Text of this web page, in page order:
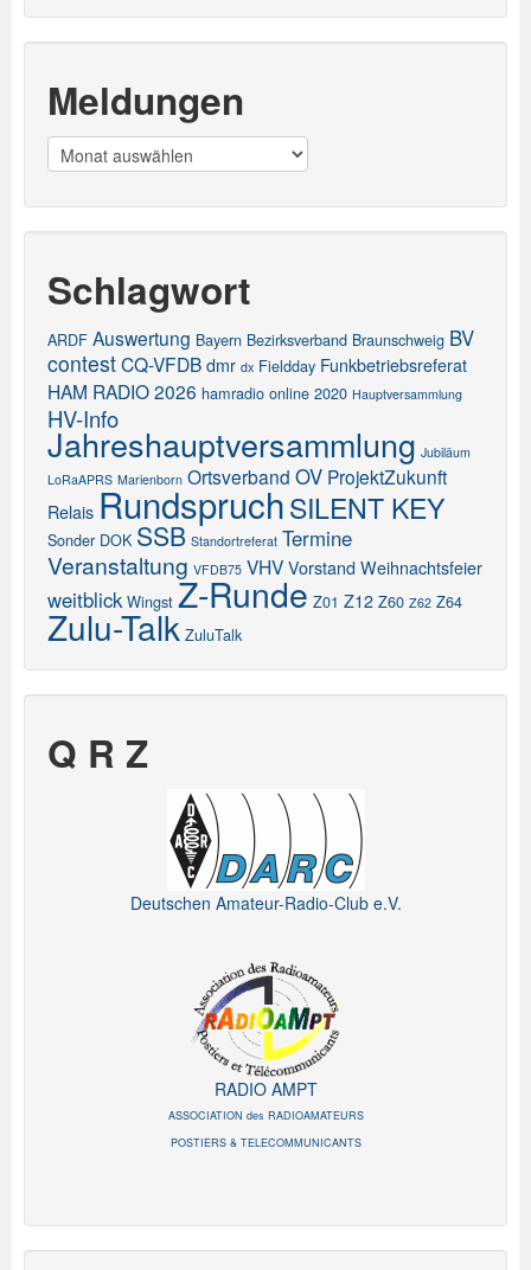
Meldungen
Meldungen
Schlagwort
ARDF Auswertung Bayern Bezirksverband Braunschweig BV
contestCQ-VFDB dmr dx Fieldday Funkbetriebsreferat
HAM RADIO 2026 hamradio online 2020 Hauptversammlung
HV-Info
Jahreshauptversammlung Jubiläum
LoRaAPRS Marienborn Ortsverband OV ProjektZukunft
Relais RundspruchSILENT KEY
Sonder DOK SSB Standortreferat Termine
Veranstaltung VFDB75 VHV Vorstand Weihnachtsfeier
weitblick Wingst Z-Runde Z01 Z12 Z60 Z62 Z64
Zulu-Talk ZuluTalk
Q R Z
Deutschen Amateur-Radio-Club e.V.
RADIO AMPT
ASSOCIATION des RADIOAMATEURS
POSTIERS & TELECOMMUNICANTS